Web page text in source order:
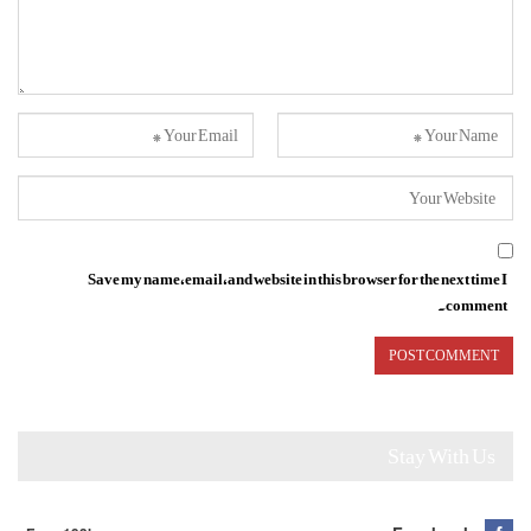
Save my name, email, and website in this browser for the next time I
comment.